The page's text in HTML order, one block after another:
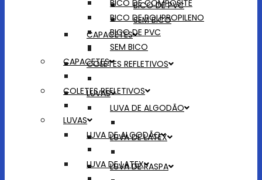
BICO DE PVC
SEM BICO
CAPACETES
COLETES REFLETIVOS
LUVAS
LUVA DE ALGODÃO
LUVA DE LATEX
LUVA DE RASPA
BICO DE COMPOSITE
BICO DE POLIPROPILENO
BICO DE PVC
SEM BICO
CAPACETES
COLETES REFLETIVOS
LUVAS
LUVA DE ALGODÃO
LUVA DE LATEX